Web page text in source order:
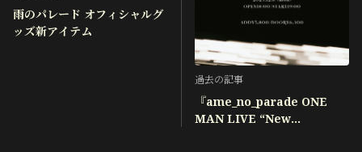
雨のパレード オフィシャルグ
ッズ新アイテム
過去の記事
『ame_no_parade ONE
MAN LIVE “New